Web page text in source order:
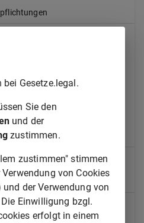
für die Überwachung
der Lebensmittelunternehmer
Antibiotikaresistenzen
Gesetze.legal.
Sie den
und der
zustimmen.
zustimmen" stimmen
von Cookies
der Verwendung von
Einwilligung bzgl.
erfolgt in einem